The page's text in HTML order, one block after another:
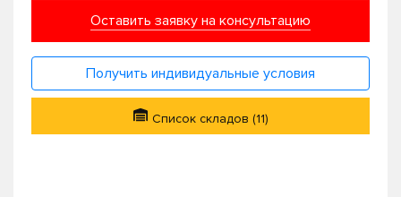
Оставить заявку на консультацию
Получить индивидуальные условия
Список складов (11)